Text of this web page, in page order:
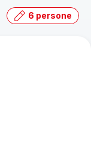
6 persone